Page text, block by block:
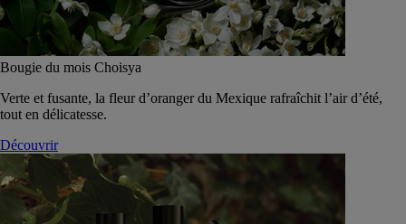
Bougie du mois Choisya
Verte et fusante, la fleur d’oranger du Mexique rafraîchit l’air d’été,
tout en délicatesse.
Découvrir